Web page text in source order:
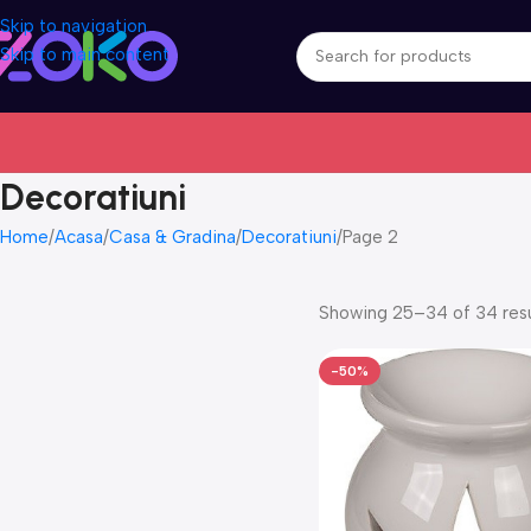
Skip to navigation
Skip to main content
Decoratiuni
Home Acasa Casa & Gradina Decoratiuni Page 2
Showing 25–34 of 34
-50%